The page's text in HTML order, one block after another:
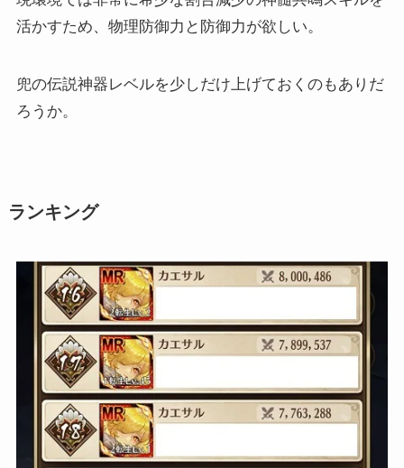
活かすため、物理防御力と防御力が欲しい。
兜の伝説神器レベルを少しだけ上げておくのもありだ
ろうか。
ランキング